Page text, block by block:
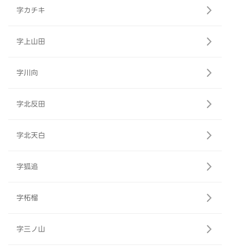
字カチキ
字上山田
字川向
字北反田
字北天白
字狐追
字柘榴
字三ノ山